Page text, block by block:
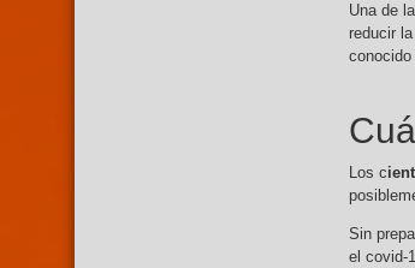
Una de
reducir
Los c
Sin
el covid-